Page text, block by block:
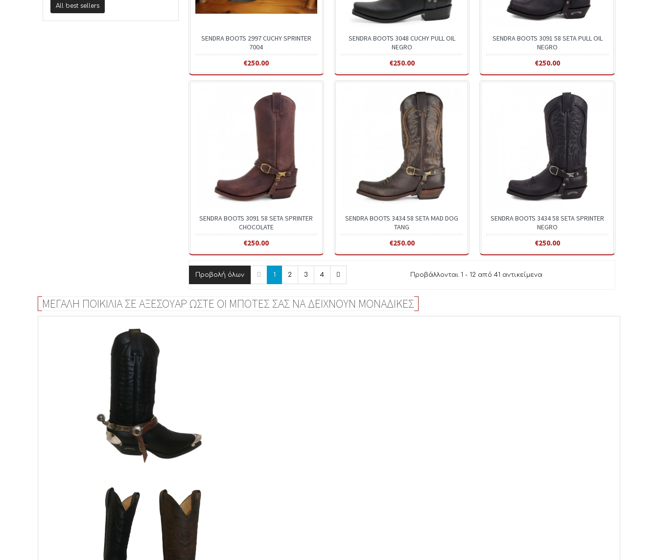
All best sellers
SENDRA BOOTS 2997 CUCHY SPRINTER
7004
€250.00
SENDRA BOOTS 3048 CUCHY PULL OIL
NEGRO
€250.00
SENDRA BOOTS 3091 58 SETA PULL OIL
NEGRO
€250.00
SENDRA BOOTS 3091 58 SETA SPRINTER
CHOCOLATE
€250.00
SENDRA BOOTS 3434 58 SETA MAD DOG
TANG
€250.00
SENDRA BOOTS 3434 58 SETA SPRINTER
NEGRO
€250.00
Προβολή όλων 1 2 3 4 Προβάλλονται 1 - 12 από 41 αντικείμενα
ΜΕΓΑΛΗ ΠΟΙΚΙΛΙΑ ΣΕ ΑΞΕΣΟΥΑΡ ΩΣΤΕ ΟΙ ΜΠΟΤΕΣ ΣΑΣ ΝΑ ΔΕΙΧΝΟΥΝ ΜΟΝΑΔΙΚΕΣ